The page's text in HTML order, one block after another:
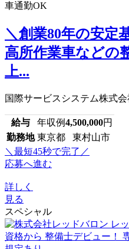
車通勤OK
＼創業80年の安定
高所作業車などの
上...
国際サービスシステム株式会
給与 年収例4,500,000円
勤務地 東京都 東村山市
＼最短45秒で完了／
応募へ進む
詳しく
見る
スペシャル